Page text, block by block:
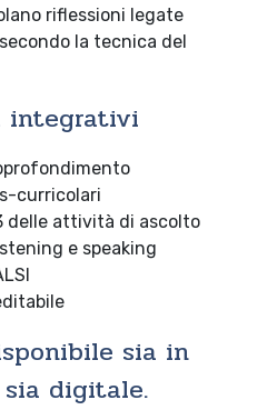
riflessioni legate
la tecnica del
integrativi
curricolari
delle attività di ascolto
e speaking
sia in
digitale.